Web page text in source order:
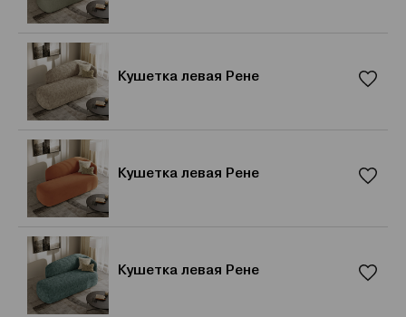
Кушетка левая Рене
Кушетка левая Рене
Кушетка левая Рене